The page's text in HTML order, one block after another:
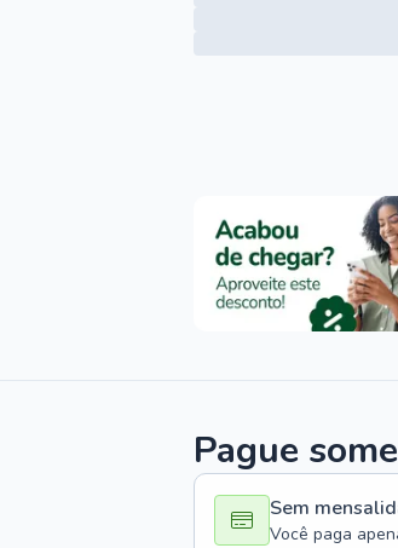
Pague
Sem
Você paga